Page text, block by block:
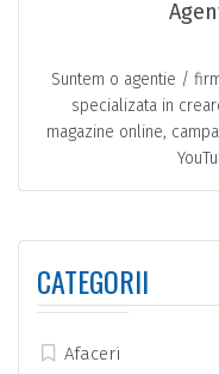
Suntem o agentie /
specializata in
magazine online,
CATEGORII
Afaceri